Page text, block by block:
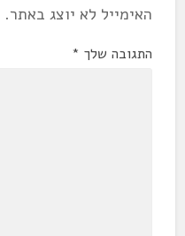
האימייל לא יוצג באתר.
התגובה שלך *